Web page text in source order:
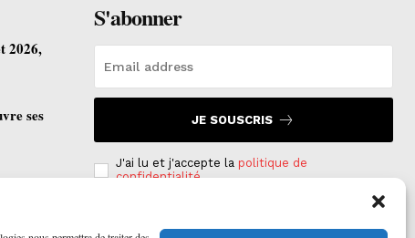
2026,
ses
S'abonner
JE SOUSCRIS
J'ai lu et j'accepte la politique de
confidentialité.